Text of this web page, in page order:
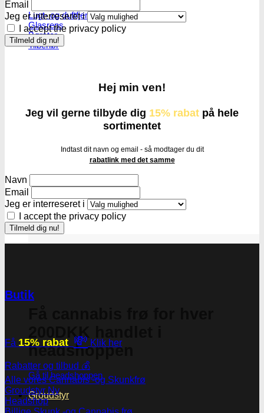
Lugt- og duftfjernere
Glasrens
Børster
Tilbehør
200DKK handlet i
headshoppen
Gå til headshoppen
Groudstyr
Email
Jeg er interreseret i
I accept the privacy policy
Hej min ven!
Jeg vil gerne tilbyde dig 15% rabat på hele
sortimentet
Indtast dit navn og email - så modtager du dit
rabatlink med det samme
Navn
Email
Jeg er interreseret i
I accept the privacy policy
Butik
Få 15% rabat 💸 Klik her
Rabatter og tilbud 💰
Alle vores Cannabis -og Skunkfrø
Groudstyr
Headshop